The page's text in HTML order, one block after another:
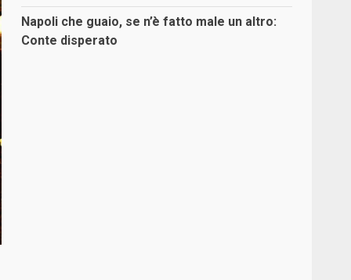
Napoli che guaio, se n’è fatto male un altro:
Conte disperato